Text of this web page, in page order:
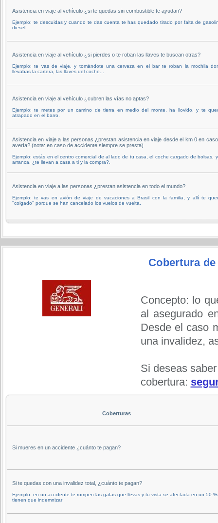
Asistencia en viaje al vehículo ¿si te quedas sin combustible te ayudan?
Ejemplo: te descuidas y cuando te das cuenta te has quedado tirado por falta de
diesel.
Asistencia en viaje al vehículo ¿si pierdes o te roban las llaves te buscan otras?
Ejemplo: te vas de viaje, y tomándote una cerveza en el bar te roban la mochila
llevabas la cartera, las llaves del coche...
Asistencia en viaje al vehículo ¿cubren las vías no aptas?
Ejemplo: te metes por un camino de tierra en medio del monte, ha llovido, y te
atrapado en el barro.
Asistencia en viaje a las personas ¿prestan asistencia en viaje desde el km 0 en
avería? (nota: en caso de accidente siempre se presta)
Ejemplo: estás en el centro comercial de al lado de tu casa, el coche cargado de bolsas,
arranca. ¿te llevan a casa a ti y la compra?.
Asistencia en viaje a las personas ¿prestan asistencia en todo el mundo?
Ejemplo: te vas en avión de viaje de vacaciones a Brasil con la familia, y allí te
''colgado'' porque se han cancelado los vuelos de vuelta.
Cobertura
Concepto: lo
al asegurado
Desde el caso
una invalidez,
Si deseas
cobertura:
Coberturas
Si mueres en un accidente ¿cuánto te pagan?
Si te quedas con una invalidez total, ¿cuánto te pagan?
Ejemplo: en un accidente te rompen las gafas que llevas y tu vista se afectada en un 50
tienen que indemnizar